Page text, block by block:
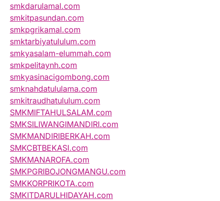
smkdarulamal.com
smkitpasundan.com
smkpgrikamal.com
smktarbiyatululum.com
smkyasalam-elummah.com
smkpelitaynh.com
smkyasinacigombong.com
smknahdatululama.com
smkitraudhatululum.com
SMKMIFTAHULSALAM.com
SMKSILIWANGIMANDIRI.com
SMKMANDIRIBERKAH.com
SMKCBTBEKASI.com
SMKMANAROFA.com
SMKPGRIBOJONGMANGU.com
SMKKORPRIKOTA.com
SMKITDARULHIDAYAH.com